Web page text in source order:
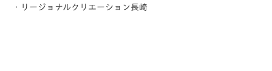
・リージョナルクリエーション長崎